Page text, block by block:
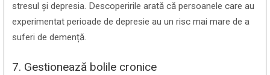
stresul și depresia. Descoperirile arată că persoanele care au
experimentat perioade de depresie au un risc mai mare de a
suferi de demență.
7. Gestionează bolile cronice